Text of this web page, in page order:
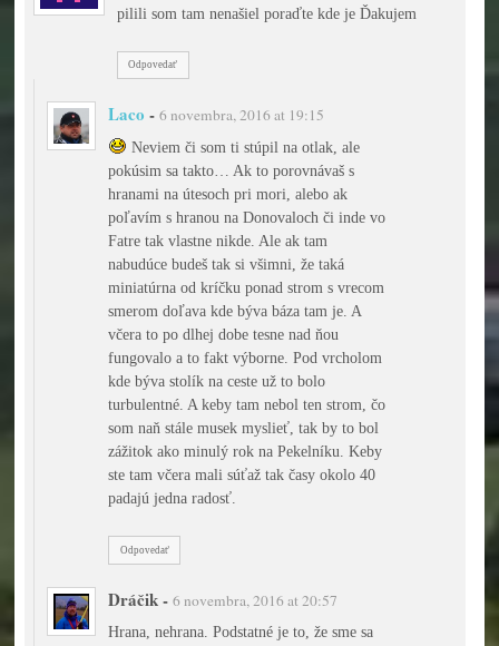
pilili som tam nenašiel poraďte kde je Ďakujem
Odpovedať
Laco - 6 novembra, 2016 at 19:15
Neviem či som ti stúpil na otlak, ale
pokúsim sa takto… Ak to porovnávaš s
hranami na útesoch pri mori, alebo ak
poľavím s hranou na Donovaloch či inde vo
Fatre tak vlastne nikde. Ale ak tam
nabudúce budeš tak si všimni, že taká
miniatúrna od kríčku ponad strom s vrecom
smerom doľava kde býva báza tam je. A
včera to po dlhej dobe tesne nad ňou
fungovalo a to fakt výborne. Pod vrcholom
kde býva stolík na ceste už to bolo
turbulentné. A keby tam nebol ten strom, čo
som naň stále musek myslieť, tak by to bol
zážitok ako minulý rok na Pekelníku. Keby
ste tam včera mali súťaž tak časy okolo 40
padajú jedna radosť.
Odpovedať
Dráčik- 6 novembra, 2016 at 20:57
Hrana, nehrana. Podstatné je to, že sme sa